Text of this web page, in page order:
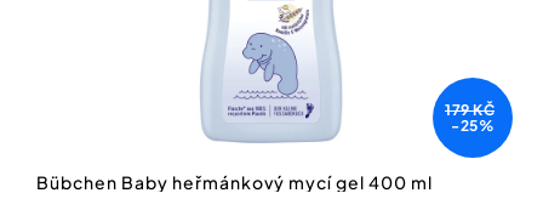
179 KČ
-25%
Bübchen Baby heřmánkový mycí gel 400 ml